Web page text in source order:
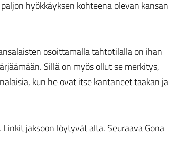
hyökkäyksen kohteena olevan kansan
osoittamalla tahtotilalla on ihan
Sillä on myös ollut se merkitys,
kun he ovat itse kantaneet taakan ja
jaksoon löytyvät alta. Seuraava Gona